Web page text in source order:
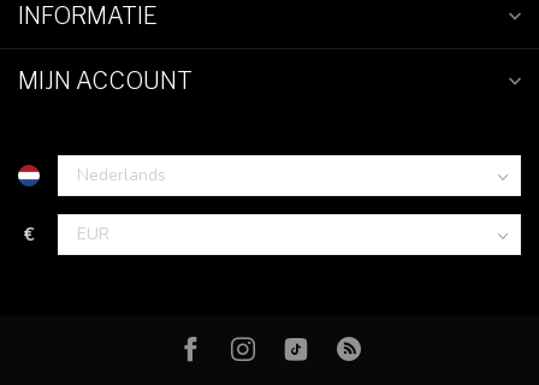
INFORMATIE
MIJN ACCOUNT
€